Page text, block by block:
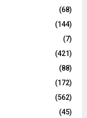
(68)
(144)
(7)
(421)
(88)
(172)
(562)
(45)